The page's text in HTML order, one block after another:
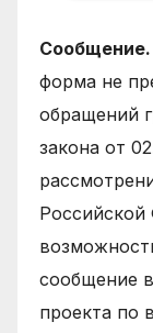
форма не
обращений
закона от
Российской
сообщение
проекта по